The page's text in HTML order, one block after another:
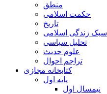
منطق
حکمت اسلامی
تاریخ
سبک زندگی اسلامی
تحلیل سیاسی
علوم حدیث
تراجم احوال
کتابخانه مجازی
پایه اول
نیمسال اول